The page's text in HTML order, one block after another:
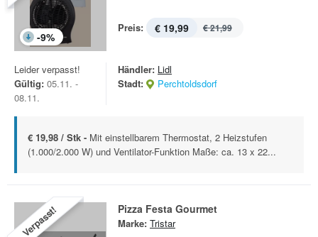
-9%
Preis: € 19,99 € 21,99
Leider verpasst!
Gültig: 05.11. -
08.11.
Händler: Lidl
Stadt:
Perchtoldsdorf
€ 19,98 / Stk - Mit einstellbarem Thermostat, 2 Heizstufen
(1.000/2.000 W) und Ventilator-Funktion Maße: ca. 13 x 22...
Verpasst! Pizza Festa Gourmet
Marke: Tristar